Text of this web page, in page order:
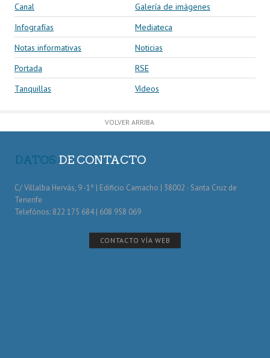
Canal
Galería de imágenes
Infografías
Mediateca
Notas informativas
Noticias
Portada
RSE
Tanquillas
Vídeos
VOLVER ARRIBA
DATOS DE CONTACTO
C/ Villalba Hervás, 9 -1º | Edificio Camacho | 38002 · Santa Cruz de
Tenerife
Telefónos: 822 175 684 | 608 958 069
CONTACTO VÍA WEB